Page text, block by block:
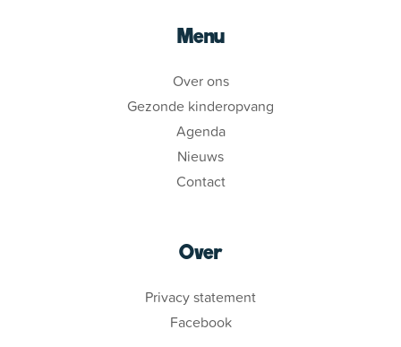
Menu
Over ons
Gezonde kinderopvang
Agenda
Nieuws
Contact
Over
Privacy statement
Facebook